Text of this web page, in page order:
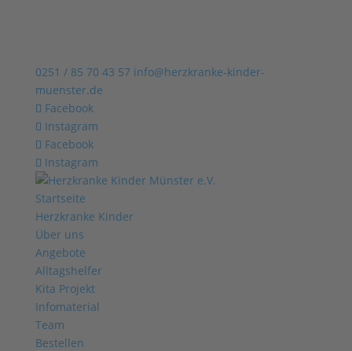
0251 / 85 70 43 57 info@herzkranke-kinder-
muenster.de
Facebook
Instagram
Facebook
Instagram
Startseite
Herzkranke Kinder
Über uns
Angebote
Alltagshelfer
Kita Projekt
Infomaterial
Team
Bestellen